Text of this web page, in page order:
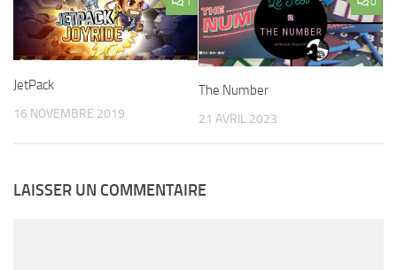
JetPack
16 NOVEMBRE 2019
The Number
21 AVRIL 2023
LAISSER UN COMMENTAIRE